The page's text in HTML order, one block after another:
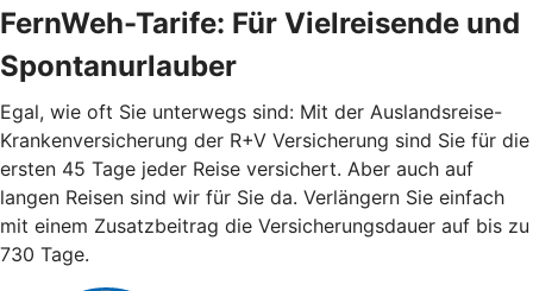
FernWeh-Tarife: Für Vielreisende und
Spontanurlauber
Egal, wie oft Sie unterwegs sind: Mit der Auslandsreise-
Krankenversicherung der R+V Versicherung sind Sie für die
ersten 45 Tage jeder Reise versichert. Aber auch auf
langen Reisen sind wir für Sie da. Verlängern Sie einfach
mit einem Zusatzbeitrag die Versicherungsdauer auf bis zu
730 Tage.